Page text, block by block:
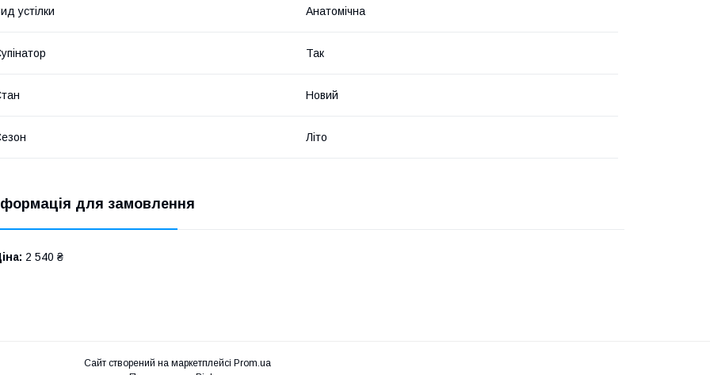
устілки Анатомічна
Так
Новий
Літо
для замовлення
2 540 ₴
Сайт створений на маркетплейсі Prom.ua